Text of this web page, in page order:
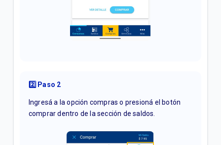
2️⃣ Paso 2
Ingresá a la opción compras o presioná el botón
comprar dentro de la sección de saldos.